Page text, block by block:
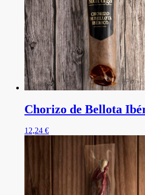
Chorizo de Bellota
12,24 €